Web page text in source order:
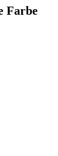
Farbe